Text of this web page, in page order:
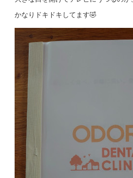
かなりドキドキしてます🤣